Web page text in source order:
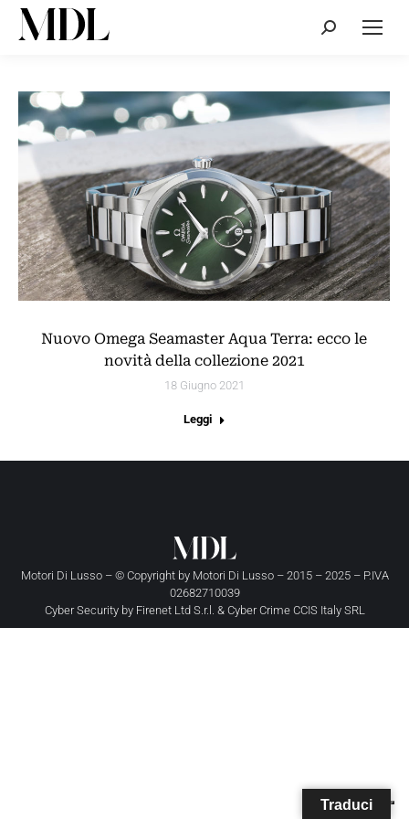
Cerca:
Nuovo Omega Seamaster Aqua Terra: ecco le
novità della collezione 2021
18 Giugno 2021
Leggi
Motori Di Lusso – © Copyright by Motori Di Lusso– 2015 – 2025 – P.IVA
02682710039
Cyber Security by Firenet Ltd S.r.l. & Cyber Crime CCIS Italy SRL
Traduci